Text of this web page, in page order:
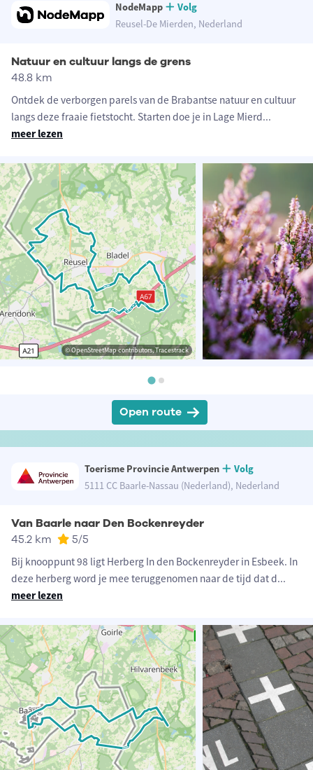
NodeMapp
Volg
Reusel-De Mierden, Nederland
Natuur en cultuur langs de grens
48.8 km
Ontdek de verborgen parels van de Brabantse natuur en cultuur
langs deze fraaie fietstocht. Starten doe je in Lage Mierd...
meer lezen
© OpenStreetMap contributors, Tracestrack
Open route
Toerisme Provincie Antwerpen
Volg
5111 CC Baarle-Nassau (Nederland), Nederland
Van Baarle naar Den Bockenreyder
45.2 km 5/5
Bij knooppunt 98 ligt Herberg In den Bockenreyder in Esbeek. In
deze herberg word je mee teruggenomen naar de tijd dat d...
meer lezen